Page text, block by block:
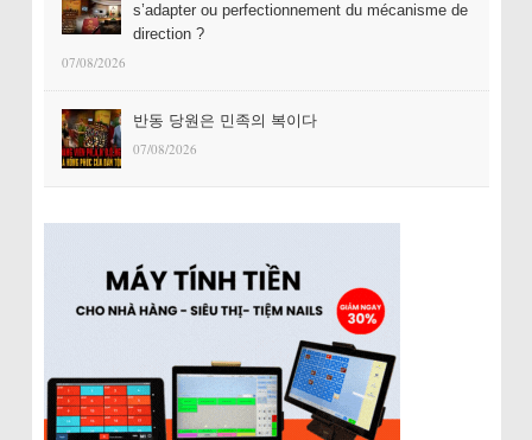
s’adapter ou perfectionnement du mécanisme de
direction ?
07/08/2026
반동 당원은 민족의 복이다
07/08/2026